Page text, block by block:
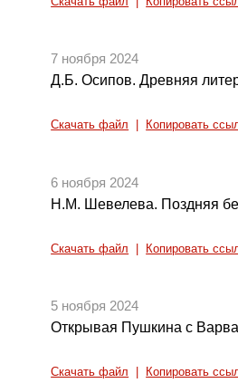
7 ноября 2024
Д.Б. Осипов. Древняя
Скачать файл Копировать
6 ноября 2024
Н.М. Шевелева. Поздняя
Скачать файл Копировать
5 ноября 2024
Открывая Пушкина с
Скачать файл Копировать